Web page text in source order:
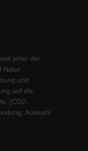
jeher der
Natur
und
auf die
(CO2-
Auswahl